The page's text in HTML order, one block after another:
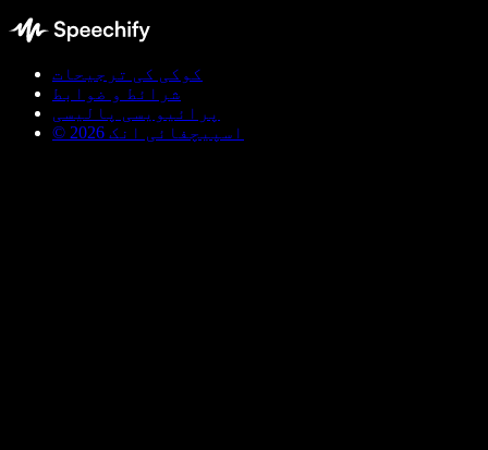
کوکی کی ترجیحات
شرائط و ضوابط
پرائیویسی پالیسی
© اسپیچفائی انک 2026